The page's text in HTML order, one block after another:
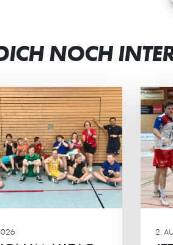
NOCH
2.
DAUERKARTEN
können sich die HG-
Sitzplatz für die
sichern.